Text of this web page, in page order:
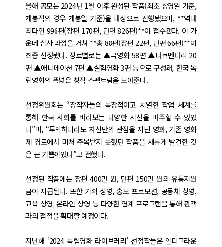
올해 공모는 2024년 1월 이후 완성된 작품(최초 상영일 기준,
개봉작의 경우 개봉일 기준)을 대상으로 진행됐으며, **역대
최다인 996편(장편 170편, 단편 826편)**이 접수됐다. 이 가
운데 심사 과정을 거쳐 **총 88편(장편 22편, 단편 66편)**이
최종 선정됐다. 장르별로는 ▲극영화 58편 ▲다큐멘터리 20
편 ▲애니메이션 7편 ▲실험영화 3편 등으로 구성돼, 한국 독
립영화의 폭넓은 창작 스펙트럼을 보여준다.
선정위원회는 “창작자들의 독창적이고 치열한 작업 세계를
통해 한국 사회를 바라보는 다양한 시선을 마주할 수 있었
다”며, “투박하더라도 자신만의 관점을 지닌 영화, 기존 영화
제 경로에서 미처 주목받지 못했던 작품을 새롭게 발견한 것
은 큰 기쁨이었다”고 전했다.
선정된 작품에는 장편 400만 원, 단편 150만 원의 유통지원
금이 지급된다. 또한 기획 상영, 홍보 프로모션, 공동체 상영,
교육 상영, 온라인 상영 등 다양한 연계 프로그램을 통해 관객
과의 접점을 확대할 예정이다.
지난해 ‘2024 독립영화 라이브러리’ 선정작들은 인디그라운